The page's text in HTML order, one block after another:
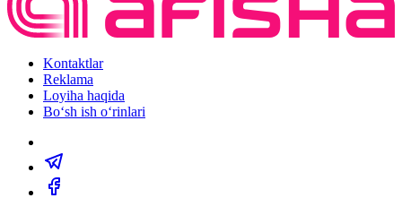
Kontaktlar
Reklama
Loyiha haqida
Bo‘sh ish o‘rinlari